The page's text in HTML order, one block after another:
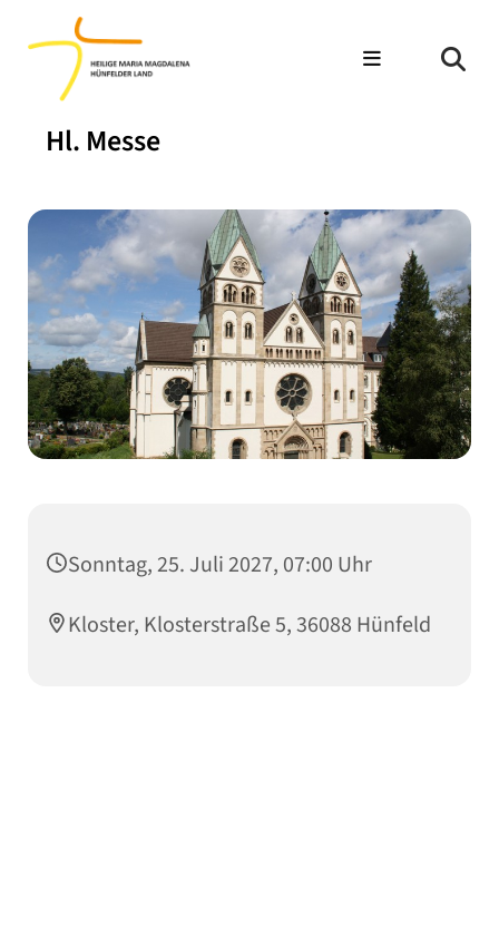
Hl. Messe
Sonntag, 25. Juli 2027, 07:00 Uhr
Kloster, Klosterstraße 5, 36088 Hünfeld